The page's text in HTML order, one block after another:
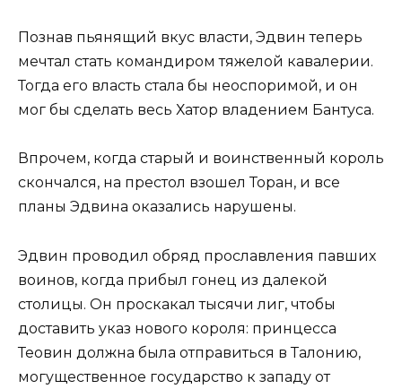
Познав пьянящий вкус власти, Эдвин теперь
мечтал стать командиром тяжелой кавалерии.
Тогда его власть стала бы неоспоримой, и он
мог бы сделать весь Хатор владением Бантуса.
Впрочем, когда старый и воинственный король
скончался, на престол взошел Торан, и все
планы Эдвина оказались нарушены.
Эдвин проводил обряд прославления павших
воинов, когда прибыл гонец из далекой
столицы. Он проскакал тысячи лиг, чтобы
доставить указ нового короля: принцесса
Теовин должна была отправиться в Талонию,
могущественное государство к западу от